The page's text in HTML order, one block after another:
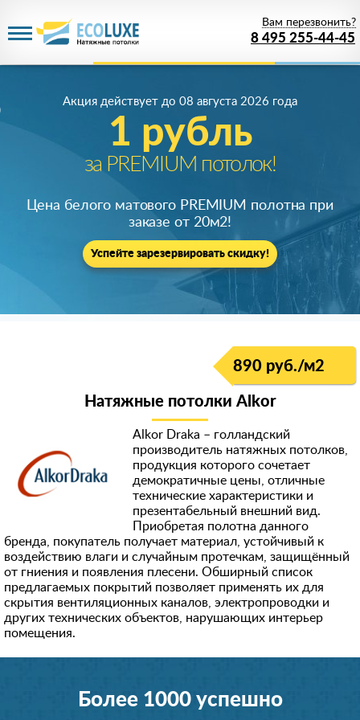
8 495 255-44-45
Вам перезвонить?
1 рубль
за PREMIUM потолок!
Акция действует до 08 августа 2026 года
Цена белого матового PREMIUM полотна при
заказе от 20м2!
Успейте зарезервировать скидку!
890 руб./м2
Натяжные потолки Alkor
Alkor Draka – голландский
производитель натяжных потолков,
продукция которого сочетает
демократичные цены, отличные
технические характеристики и
презентабельный внешний вид.
Приобретая полотна данного
бренда, покупатель получает материал, устойчивый к
воздействию влаги и случайным протечкам, защищённый
от гниения и появления плесени. Обширный список
предлагаемых покрытий позволяет применять их для
скрытия вентиляционных каналов, электропроводки и
других технических объектов, нарушающих интерьер
помещения.
Более 1000 успешно